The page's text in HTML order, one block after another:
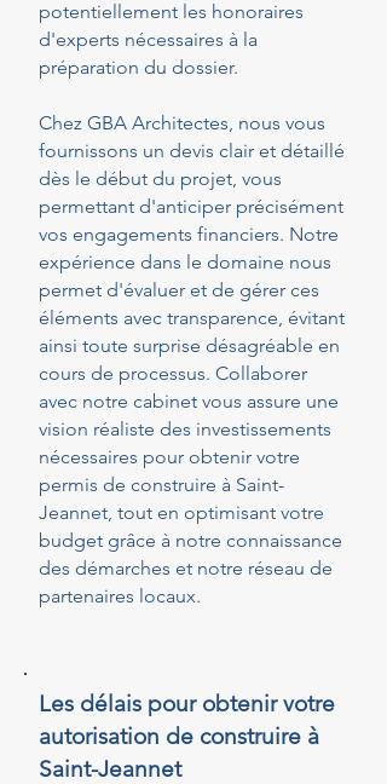
potentiellement les honoraires
d'experts nécessaires à la
préparation du dossier.
Chez GBA Architectes, nous vous
fournissons un devis clair et détaillé
dès le début du projet, vous
permettant d'anticiper précisément
vos engagements financiers. Notre
expérience dans le domaine nous
permet d'évaluer et de gérer ces
éléments avec transparence, évitant
ainsi toute surprise désagréable en
cours de processus. Collaborer
avec notre cabinet vous assure une
vision réaliste des investissements
nécessaires pour obtenir votre
permis de construire à Saint-
Jeannet, tout en optimisant votre
budget grâce à notre connaissance
des démarches et notre réseau de
partenaires locaux.
Les délais pour obtenir votre
autorisation de construire à
Saint-Jeannet